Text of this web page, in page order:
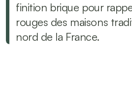
finition brique pour
rouges des maisons